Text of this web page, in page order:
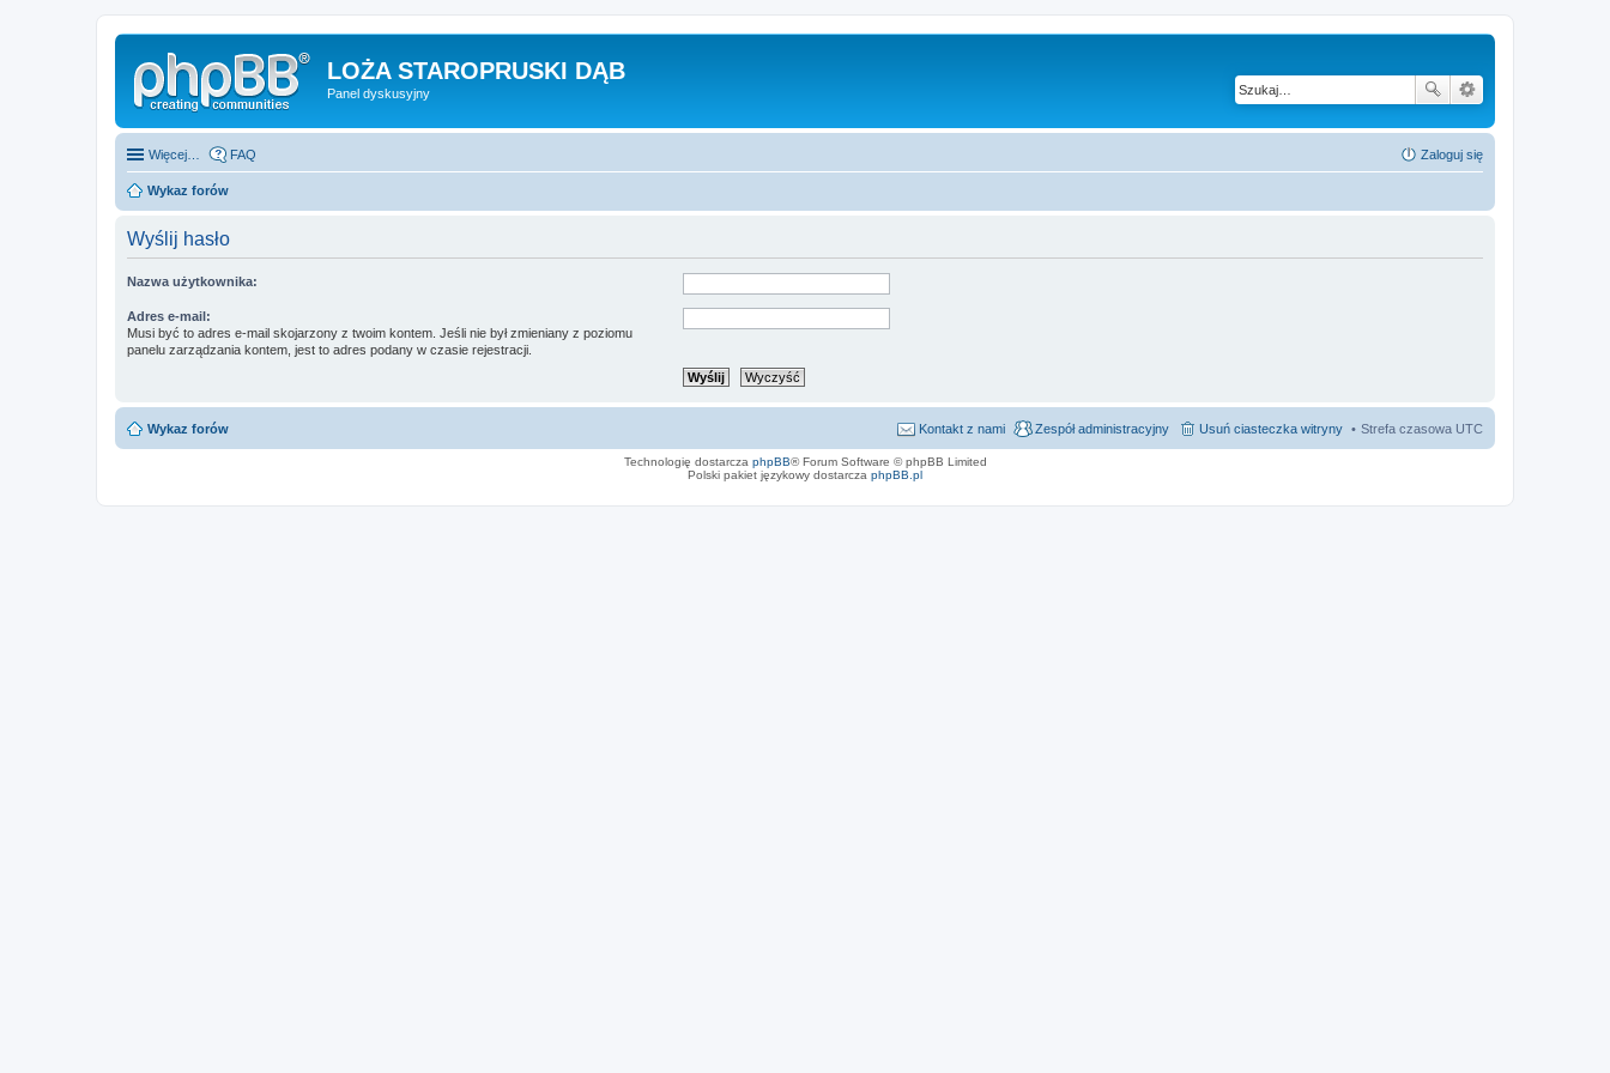
LOŻA STAROPRUSKI DĄB
Panel dyskusyjny
Więcej… FAQ Zaloguj się
Wykaz forów
Wyślij hasło
Nazwa użytkownika:
Adres e-mail:
Musi być to adres e-mail skojarzony z twoim kontem. Jeśli nie był zmieniany z poziomu
panelu zarządzania kontem, jest to adres podany w czasie rejestracji.
Wykaz forów Strefa czasowa UTC
Usuń ciasteczka witryny
Zespół administracyjny
Kontakt z nami
Technologię dostarcza phpBB® Forum Software © phpBB Limited
Polski pakiet językowy dostarcza phpBB.pl